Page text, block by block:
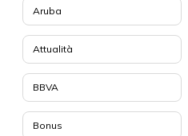
Aruba
Attualità
BBVA
Bonus